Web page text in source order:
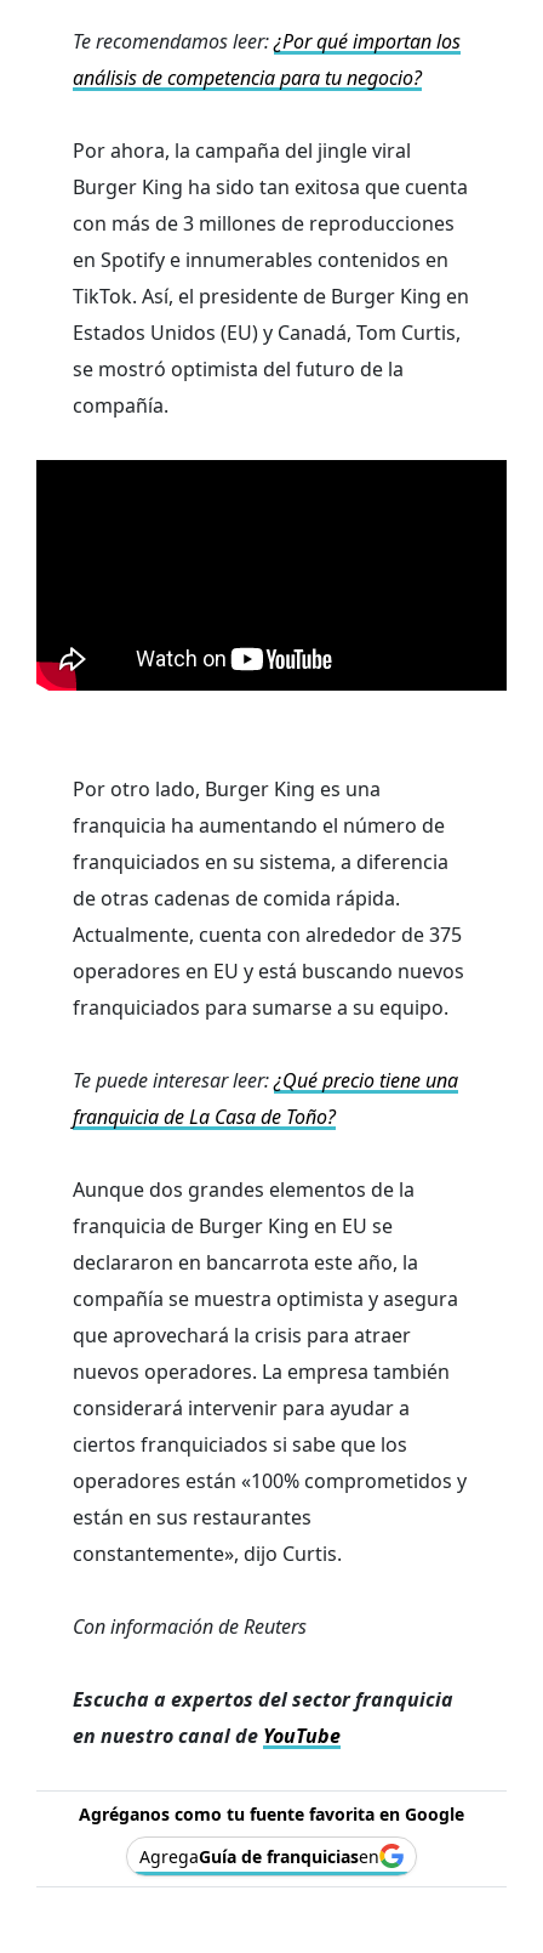
Te recomendamos leer:¿Por qué importan los
análisis de competencia para tu negocio?
Por ahora, la campaña del jingle viral
Burger King ha sido tan exitosa que cuenta
con más de 3 millones de reproducciones
en Spotify e innumerables contenidos en
TikTok. Así, el presidente de Burger King en
Estados Unidos (EU) y Canadá, Tom Curtis,
se mostró optimista del futuro de la
compañía.
Por otro lado, Burger King es una
franquicia ha aumentando el número de
franquiciados en su sistema, a diferencia
de otras cadenas de comida rápida.
Actualmente, cuenta con alrededor de 375
operadores en EU y está buscando nuevos
franquiciados para sumarse a su equipo.
Te puede interesar leer:¿Qué precio tiene una
franquicia de La Casa de Toño?
Aunque dos grandes elementos de la
franquicia de Burger King en EU se
declararon en bancarrota este año, la
compañía se muestra optimista y asegura
que aprovechará la crisis para atraer
nuevos operadores. La empresa también
considerará intervenir para ayudar a
ciertos franquiciados si sabe que los
operadores están «100% comprometidos y
están en sus restaurantes
constantemente», dijo Curtis.
Con información de Reuters
Escucha a expertos del sector franquicia
en nuestro canal de YouTube
Agréganos como tu fuente favorita en Google
AgregaGuía de franquiciasen